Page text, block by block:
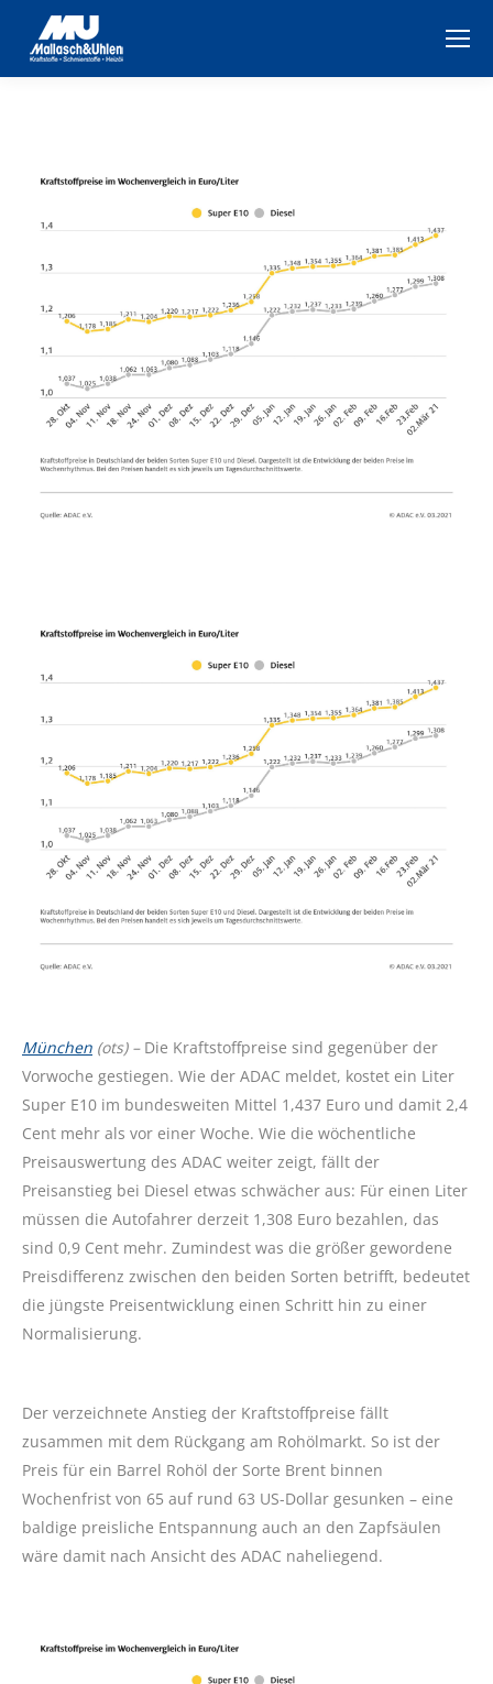
München (ots) – Die Kraftstoffpreise sind gegenüber der
Vorwoche gestiegen. Wie der ADAC meldet, kostet ein Liter
Super E10 im bundesweiten Mittel 1,437 Euro und damit 2,4
Cent mehr als vor einer Woche. Wie die wöchentliche
Preisauswertung des ADAC weiter zeigt, fällt der
Preisanstieg bei Diesel etwas schwächer aus: Für einen Liter
müssen die Autofahrer derzeit 1,308 Euro bezahlen, das
sind 0,9 Cent mehr. Zumindest was die größer gewordene
Preisdifferenz zwischen den beiden Sorten betrifft, bedeutet
die jüngste Preisentwicklung einen Schritt hin zu einer
Normalisierung.
Der verzeichnete Anstieg der Kraftstoffpreise fällt
zusammen mit dem Rückgang am Rohölmarkt. So ist der
Preis für ein Barrel Rohöl der Sorte Brent binnen
Wochenfrist von 65 auf rund 63 US-Dollar gesunken – eine
baldige preisliche Entspannung auch an den Zapfsäulen
wäre damit nach Ansicht des ADAC naheliegend.